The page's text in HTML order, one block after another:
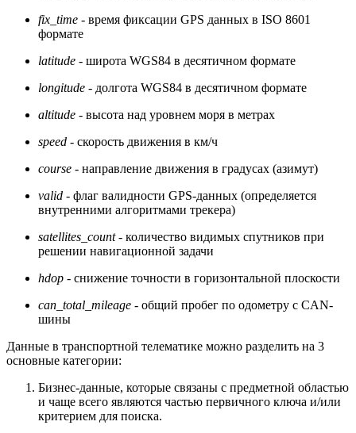
fix_time - время фиксации GPS данных в ISO 8601
формате
latitude - широта WGS84 в десятичном формате
longitude - долгота WGS84 в десятичном формате
altitude - высота над уровнем моря в метрах
speed - скорость движения в км/ч
course - направление движения в градусах (азимут)
valid - флаг валидности GPS-данных (определяется
внутренними алгоритмами трекера)
satellites_count- количество видимых спутников при
решении навигационной задачи
hdop - снижение точности в горизонтальной плоскости
can_total_mileage - общий пробег по одометру с CAN-
шины
Данные в транспортной телематике можно разделить на 3
основные категории:
Бизнес-данные, которые связаны с предметной областью
и чаще всего являются частью первичного ключа и/или
критерием для поиска.